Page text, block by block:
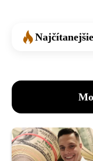
Najčítanejšie